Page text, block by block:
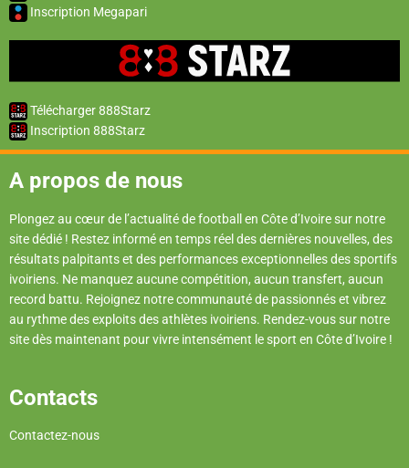
Inscription Megapari
Télécharger 888Starz
Inscription 888Starz
A propos de nous
Plongez au cœur de l’actualité de football en Côte d’Ivoire sur notre
site dédié ! Restez informé en temps réel des dernières nouvelles, des
résultats palpitants et des performances exceptionnelles des sportifs
ivoiriens. Ne manquez aucune compétition, aucun transfert, aucun
record battu. Rejoignez notre communauté de passionnés et vibrez
au rythme des exploits des athlètes ivoiriens. Rendez-vous sur notre
site dès maintenant pour vivre intensément le sport en Côte d’Ivoire !
Contacts
Contactez-nous